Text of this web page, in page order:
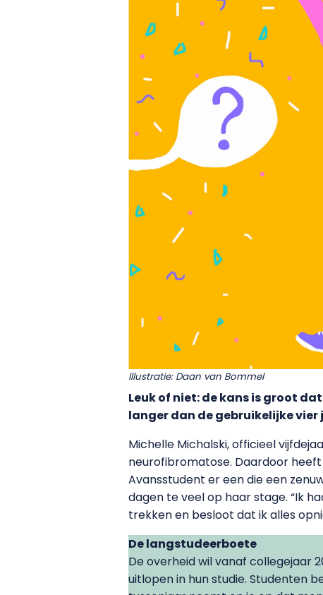
Illustratie: Daan van Bommel
Leuk of niet: de kans is groot
langer dan de gebruikelijke vier
Michelle Michalski, officieel
neurofibromatose. Daardoor
Avansstudent er een die een
dagen te veel op haar stage. “Ik
trekken en besloot dat ik alles
De langstudeerboete
De overheid wil vanaf collegejaar
uitlopen in hun studie. Studenten